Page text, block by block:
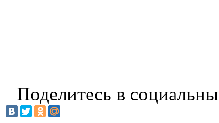
Поделитесь в